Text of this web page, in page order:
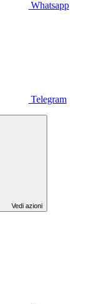
Whatsapp
Telegram
Vedi azioni